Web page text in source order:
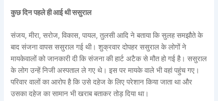
कुछ दिन पहले ही आई थी ससुराल
संजय, मीरा, सरोज, विकास, पायल, तुलसी आदि ने बताया कि सुलह समझौते के
बाद संजना वापस ससुराल गई थी। शुक्रवार दोपहर ससुराल के लोगों ने
मायकेवालों को जानकारी दी कि संजना की हार्ट अटैक से मौत हो गई है। ससुराल
के लोग उन्हें निजी अस्पताल ले गए थे। इस पर मायके वाले भी वहां पहुंच गए।
परिवार वालों का आरोप है कि उसे दहेज के लिए परेशान किया जाता था और
उसका दहेज का सामान भी खराब बताकर तोड़ दिया था।